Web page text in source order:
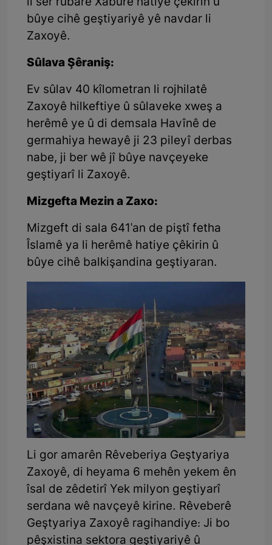
bûye cihê geştiyariyê yê navdar li
Zaxoyê.
Sûlava Şêraniş:
Ev sûlav 40 kîlometran li rojhilatê
Zaxoyê hilkeftiye û sûlaveke xweş a
herêmê ye û di demsala Havînê de
germahiya hewayê ji 23 pileyî derbas
nabe, ji ber wê jî bûye navçeyeke
geştiyarî li Zaxoyê.
Mizgefta Mezin a Zaxo:
Mizgeft di sala 641'an de piştî fetha
Îslamê ya li herêmê hatiye çêkirin û
bûye cihê balkişandina geştiyaran.
Li gor amarên Rêveberiya Geştyariya
Zaxoyê, di heyama 6 mehên yekem ên
îsal de zêdetirî Yek milyon geştiyarî
serdana wê navçeyê kirine. Rêveberê
Geştyariya Zaxoyê ragihandiye: Ji bo
pêşxistina sektora geştiyariyê û